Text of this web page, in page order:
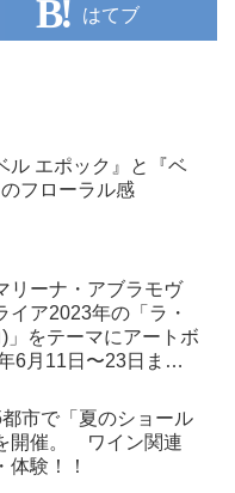
はてブ
ル エポック』と『ベ
フローラル感
リーナ・アブラモヴ
イア2023年の「ラ・
」をテーマにアートボ
6月11日〜23日ま
ンラインオークシ
全額をソロモン・
団を通じてアート作
市で「夏のショール
開催。 ワイン関連
体験！！